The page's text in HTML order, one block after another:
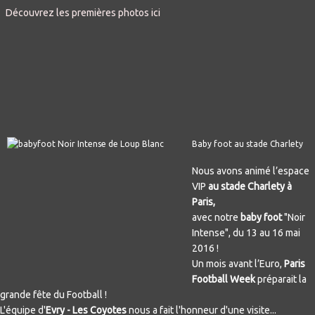
Découvrez les premières photos ici
Baby foot au stade Charlety
Nous avons animé l’espace
VIP au stade Charlety à
Paris,
avec notre baby foot"Noir
Intense", du 13 au 16 mai
2016 !
Un mois avant l’Euro, Paris
Football Weekpréparait la
grande fête du Football !
L'équipe d'Evry - Les Coyotesnous a fait l'honneur d'une visite...